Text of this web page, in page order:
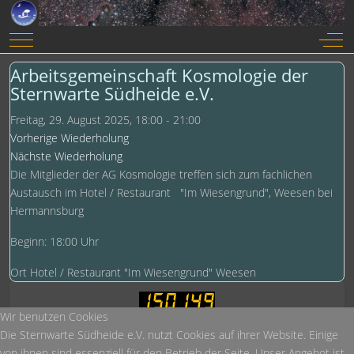
Mobile Menu Toggle Off-
Arbeitsgemeinschaft Kosmologie der
Sternwarte Südheide e.V.
Freitag, 29. August 2025, 18:00 - 21:00
Vorherige Wiederholung
Nächste Wiederholung
Die Mitglieder der AG Kosmologie treffen sich zum fachlichen
Austausch im Hotel / Restaurant "Im Wiesengrund", Weesen bei
Hermannsburg
Beginn: 18:00 Uhr
Ort Hotel / Restaurant "Im Wiesengrund" Weesen
Diese Woche:
769
Wir benutzen Cookies
Die Sternwarte Südheide e.V. nutzt Cookies auf ihrer Website. Einige